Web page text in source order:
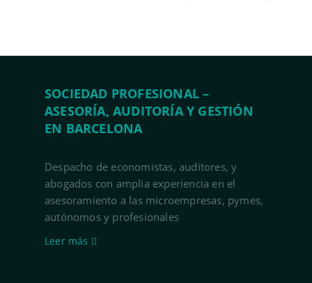
SOCIEDAD PROFESIONAL –
ASESORÍA, AUDITORÍA Y GESTIÓN
EN BARCELONA
Despacho de economistas, auditores, y
abogados con amplia experiencia en el
asesoramiento a las microempresas, pymes,
autónomos y profesionales
Leer más